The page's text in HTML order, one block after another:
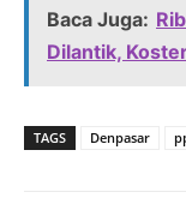
Baca Juga:
Dilantik,
TAGS Denpasar